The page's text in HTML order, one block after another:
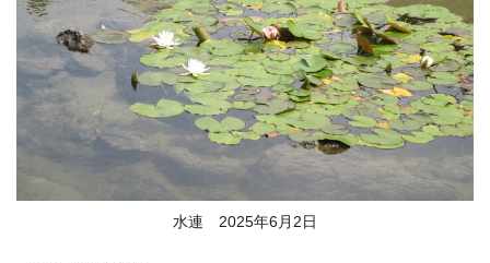
水連 2025年6月2日